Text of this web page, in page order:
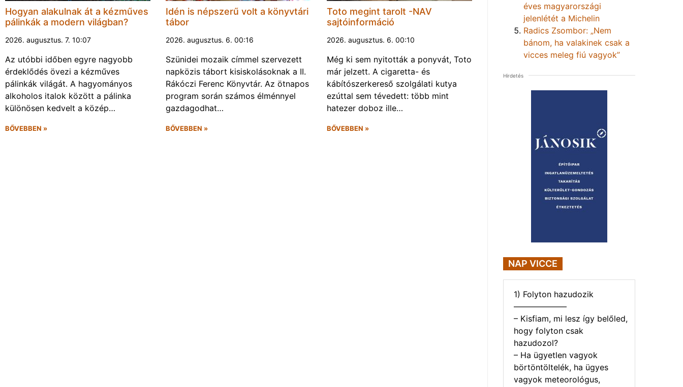
Hogyan alakulnak át a kézműves
pálinkák a modern világban?
2026. augusztus. 7. 10:07
Az utóbbi időben egyre nagyobb
érdeklődés övezi a kézműves
pálinkák világát. A hagyományos
alkoholos italok között a pálinka
különösen kedvelt a közép…
BŐVEBBEN »
Idén is népszerű volt a könyvtári
tábor
2026. augusztus. 6. 00:16
Szünidei mozaik címmel szervezett
napközis tábort kisiskolásoknak a II.
Rákóczi Ferenc Könyvtár. Az ötnapos
program során számos élménnyel
gazdagodhat…
BŐVEBBEN »
Toto megint tarolt -NAV
sajtóinformáció
2026. augusztus. 6. 00:10
Még ki sem nyitották a ponyvát, Toto
már jelzett. A cigaretta- és
kábítószerkereső szolgálati kutya
ezúttal sem tévedett: több mint
hatezer doboz ille…
BŐVEBBEN »
éves magyarországi
jelenlétét a Michelin
Radics Zsombor: „Nem
bánom, ha valakinek csak a
vicces meleg fiú vagyok”
Hirdetés
NAP VICCE
1) Folyton hazudozik
——————–
– Kisfiam, mi lesz így belőled,
hogy folyton csak
hazudozol?
– Ha ügyetlen vagyok
börtöntöltelék, ha ügyes
vagyok meteorológus,